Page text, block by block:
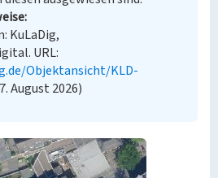
KuLaDig,
URL:
Objektansicht/KLD-
August 2026)